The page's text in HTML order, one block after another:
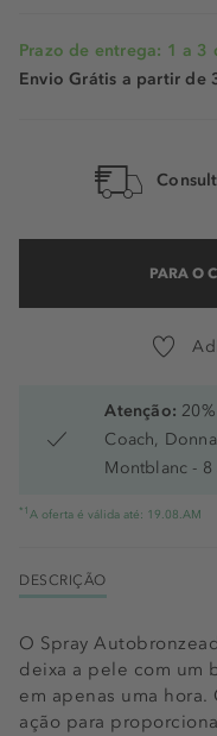
Prazo de entrega: 1 a 3
Envio Grátis a partir de
PARA O
Atenção:
Coach,
Montblanc -
*1 A oferta é válida até: 19.08.AM
DESCRIÇÃO
O Spray
deixa a pele com um
em apenas uma
ação para